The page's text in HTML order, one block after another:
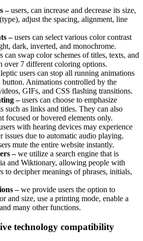
–users, can increase and decrease its size,
adjust the spacing, alignment, line
–users can select various color contrast
dark, inverted, and monochrome.
can swap color schemes of titles, texts, and
over 7 different coloring options.
users can stop all running animations
Animations controlled by the
GIFs, and CSS flashing transitions.
–users can choose to emphasize
such as links and titles. They can also
focused or hovered elements only.
with hearing devices may experience
issues due to automatic audio playing.
mute the entire website instantly.
–we utilize a search engine that is
and Wiktionary, allowing people with
to decipher meanings of phrases, initials,
–we provide users the option to
and size, use a printing mode, enable a
many other functions.
technology compatibility